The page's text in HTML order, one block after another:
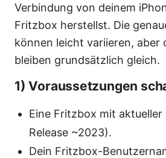
Verbindung von deinem
Fritzbox herstellst. Die
können leicht variieren, aber
bleiben grundsätzlich gleich.
1) Voraussetzungen
Eine Fritzbox mit
Release ~2023).
Dein Fritzbox-